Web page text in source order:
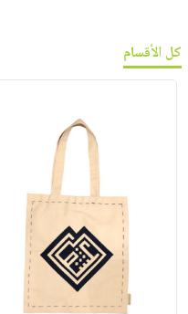
كل الأقسام